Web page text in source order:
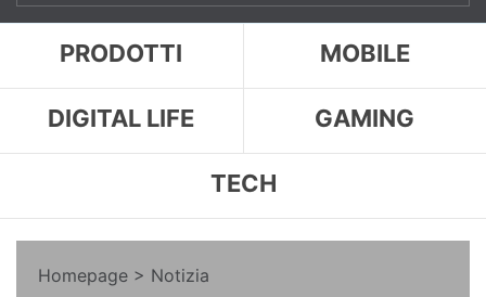
PRODOTTI MOBILE
DIGITAL LIFE GAMING
TECH
Homepage > Notizia